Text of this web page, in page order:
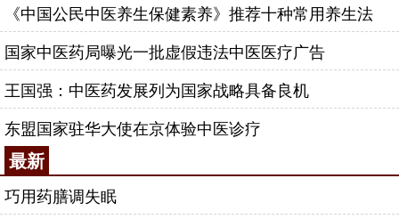
《中国公民中医养生保健素养》推荐十种常用养生法
国家中医药局曝光一批虚假违法中医医疗广告
王国强：中医药发展列为国家战略具备良机
东盟国家驻华大使在京体验中医诊疗
最新
巧用药膳调失眠